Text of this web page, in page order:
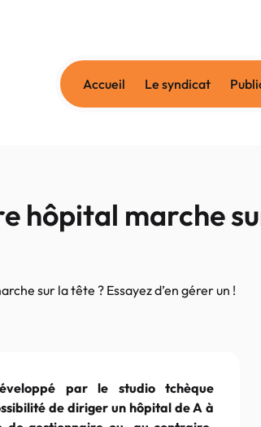
Accueil Le syndicat
hôpital marche
sur la tête ? Essayez d’en gérer un !
par le studio tchèque
de diriger un hôpital de A à